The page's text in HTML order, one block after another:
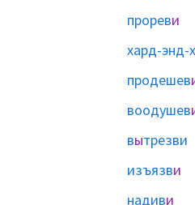
прореви
хард-энд-х
продешев
воодушев
вытрезви
изъязви
надиви